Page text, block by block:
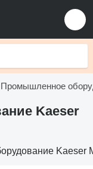
Промышленное
Kaeser
Kaeser